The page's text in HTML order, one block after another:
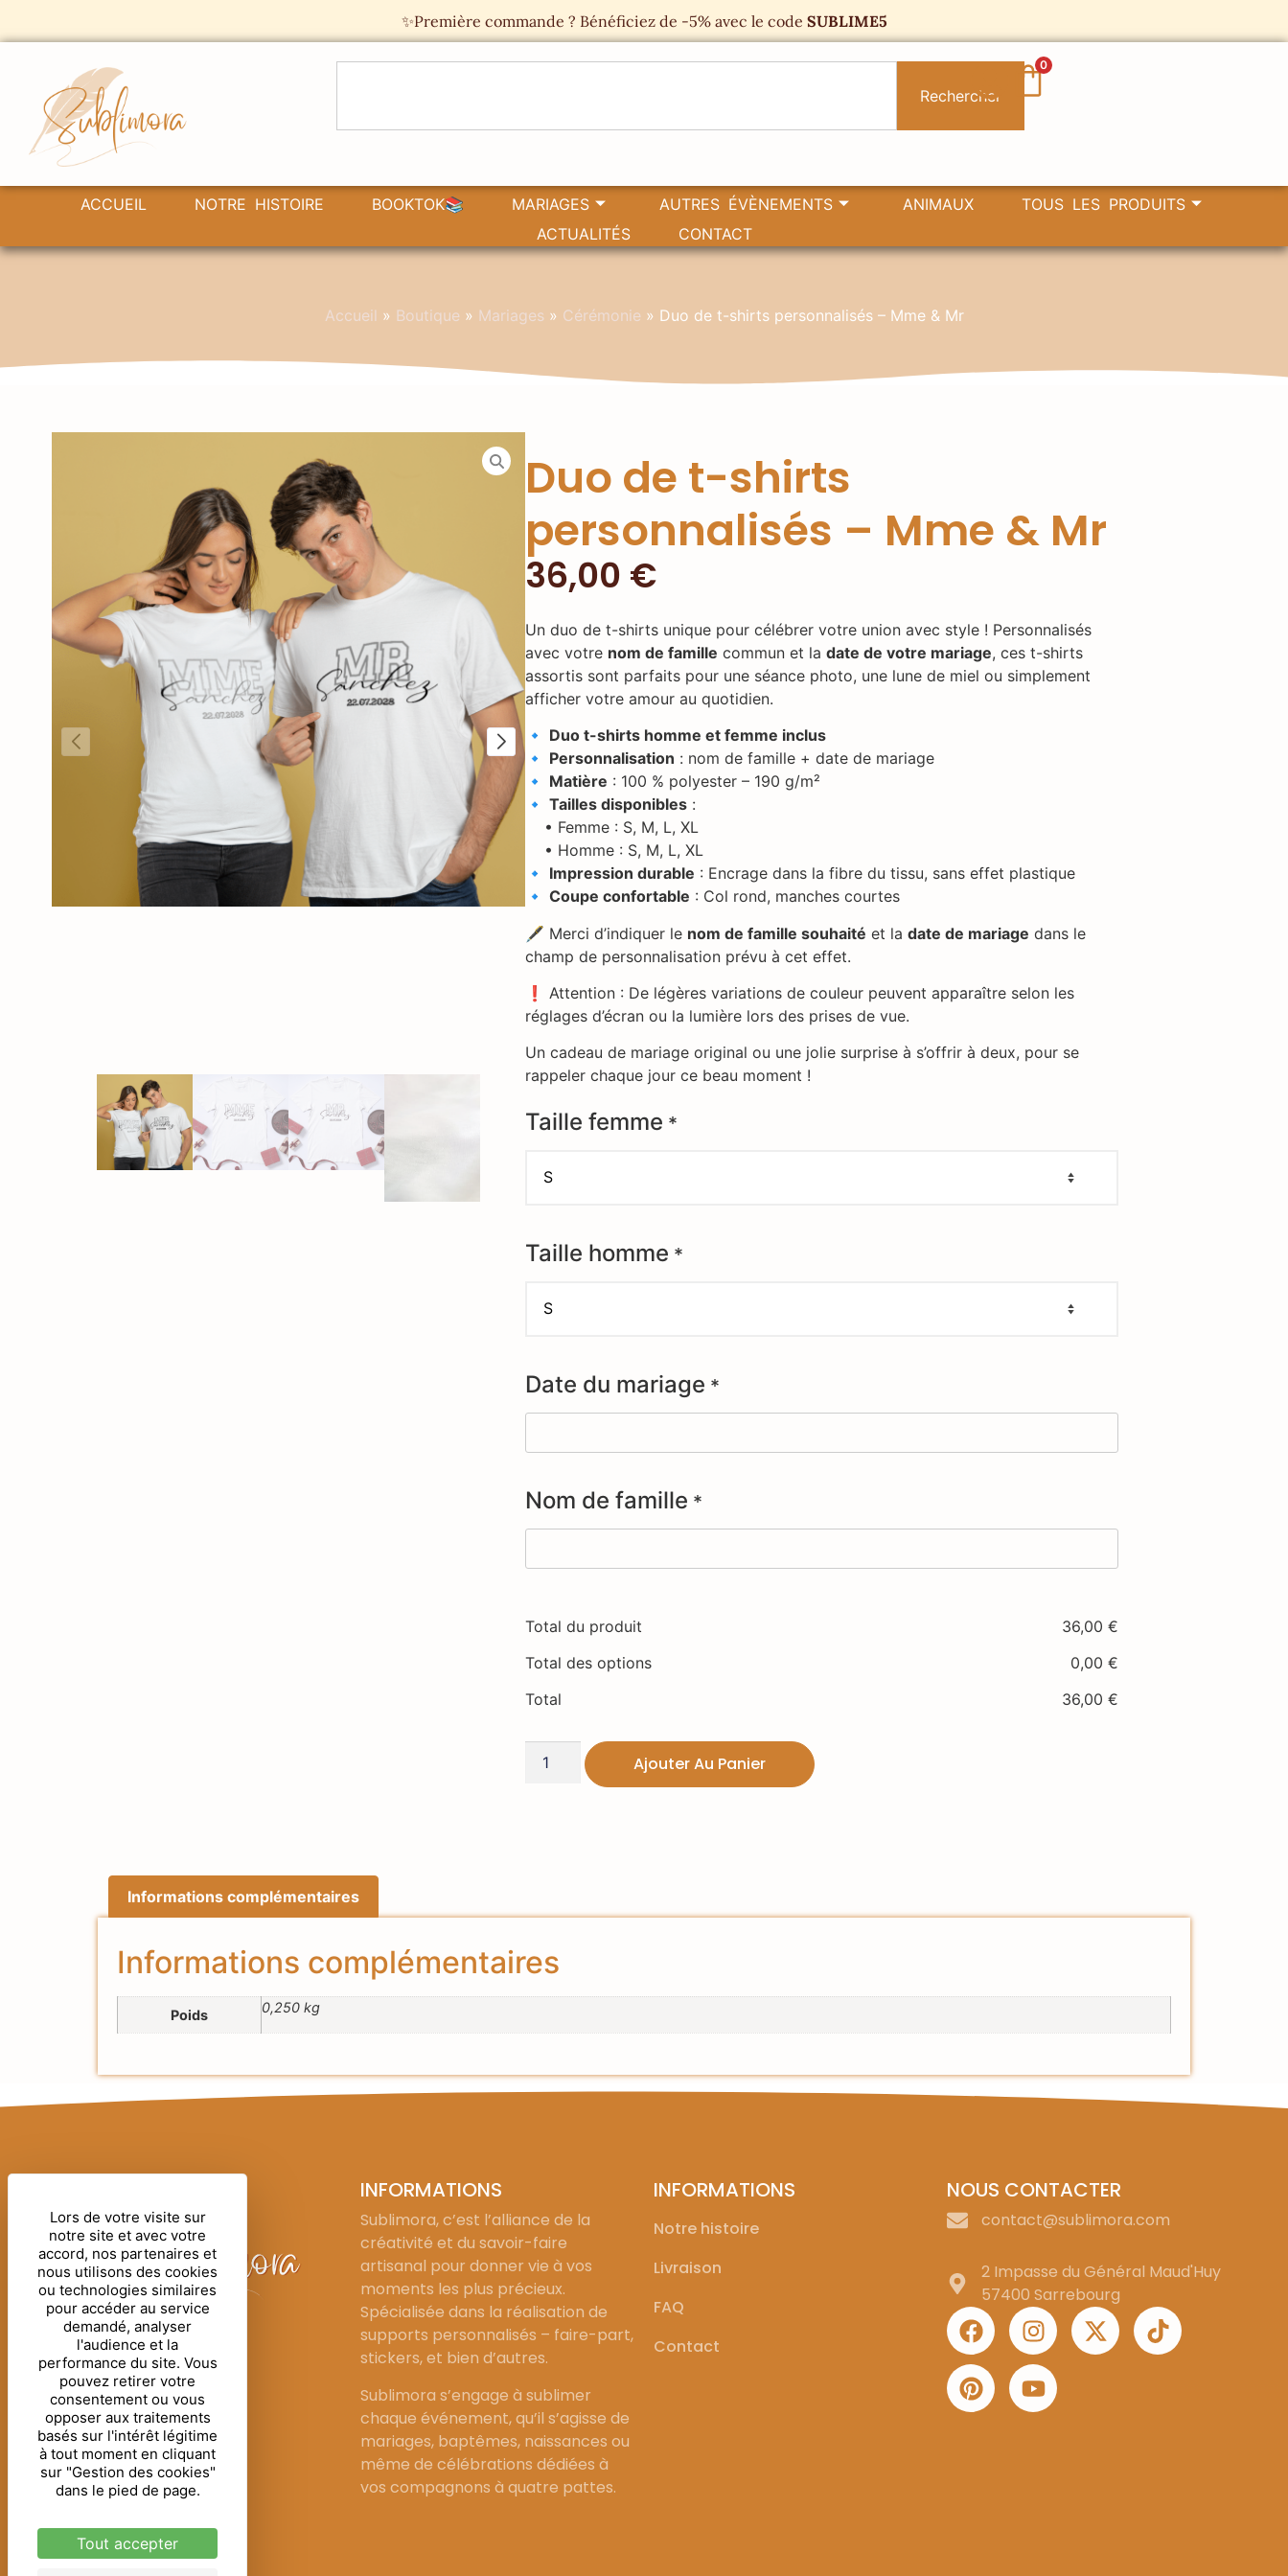
✨Première commande ? Bénéficiez de -5% avec le code SUBLIME5
Rechercher
0
ACCUEIL NOTRE HISTOIRE BOOKTOK📚 MARIAGES AUTRES ÉVÈNEMENTS ANIMAUX
TOUS LES PRODUITS
ACTUALITÉS
CONTACT
Accueil » Boutique » Mariages » Cérémonie » Duo de t-shirts personnalisés – Mme & Mr
Duo de t-shirts
personnalisés – Mme & Mr
36,00 €
Un duo de t-shirts unique pour célébrer votre union avec style ! Personnalisés
avec votre nom de famille commun et ladate de votre mariage, ces t-shirts
assortis sont parfaits pour une séance photo, une lune de miel ou simplement
afficher votre amour au quotidien.
🔹 Duo t-shirts homme et femme inclus
🔹 Personnalisation : nom de famille + date de mariage
🔹 Matière : 100 % polyester – 190 g/m²
🔹Tailles disponibles :
• Femme : S, M, L, XL
• Homme : S, M, L, XL
🔹 Impression durable : Encrage dans la fibre du tissu, sans effet plastique
🔹Coupe confortable : Col rond, manches courtes
🖋 Merci d’indiquer le nom de famille souhaité et ladate de mariage dans le
champ de personnalisation prévu à cet effet.
❗ Attention : De légères variations de couleur peuvent apparaître selon les
réglages d’écran ou la lumière lors des prises de vue.
Un cadeau de mariage original ou une jolie surprise à s’offrir à deux, pour se
rappeler chaque jour ce beau moment !
Taille femme *
Taille homme *
Date du mariage *
Nom de famille *
Total du produit 36,00 €
Total des options
0,00 €
Total
36,00 €
Ajouter Au Panier
Informations complémentaires
Informations complémentaires
Poids 0,250 kg
INFORMATIONS
Sublimora, c’est l’alliance de la
créativité et du savoir-faire
artisanal pour donner vie à vos
moments les plus précieux.
Spécialisée dans la réalisation de
supports personnalisés – faire-part,
stickers, et bien d’autres.
Sublimora s’engage à sublimer
chaque événement, qu’il s’agisse de
mariages, baptêmes, naissances ou
même de célébrations dédiées à
vos compagnons à quatre pattes.
INFORMATIONS
Notre histoire
Livraison
FAQ
Contact
NOUS CONTACTER
contact@sublimora.com
2 Impasse du Général Maud'Huy
57400 Sarrebourg
Lors de votre visite sur
notre site et avec votre
accord, nos partenaires et
nous utilisons des cookies
ou technologies similaires
pour accéder au service
demandé, analyser
l'audience et la
performance du site. Vous
pouvez retirer votre
consentement ou vous
opposer aux traitements
basés sur l'intérêt légitime
à tout moment en cliquant
sur "Gestion des cookies"
dans le pied de page.
Tout accepter